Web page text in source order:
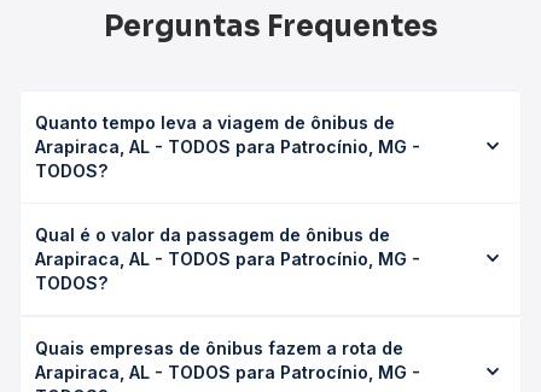
Perguntas Frequentes
Quanto tempo leva a viagem de ônibus de
Arapiraca, AL - TODOS para Patrocínio, MG -
TODOS?
Patrocínio, MG - TODOS leva em média 0 horas, podendo
variar conforme a viação, o tipo de serviço (convencional,
executivo ou leito) e as condições de tráfego. Na Quero
Qual é o valor da passagem de ônibus de
Arapiraca, AL - TODOS para Patrocínio, MG -
TODOS?
TODOS para Patrocínio, MG - TODOS custa em média não
identificado e varia conforme a data da viagem, a
Quais empresas de ônibus fazem a rota de
Arapiraca, AL - TODOS para Patrocínio, MG -